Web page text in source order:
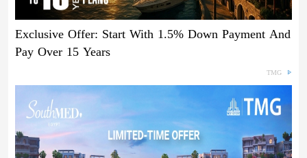
Exclusive Offer: Start With 1.5% Down Payment And
Pay Over 15 Years
TMG